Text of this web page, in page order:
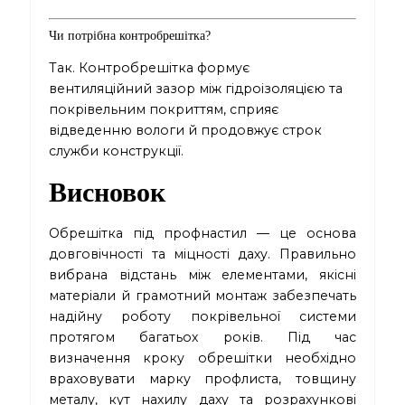
Чи потрібна контробрешітка?
Так. Контробрешітка формує
вентиляційний зазор між гідроізоляцією та
покрівельним покриттям, сприяє
відведенню вологи й продовжує строк
служби конструкції.
Висновок
Обрешітка під профнастил — це основа
довговічності та міцності даху. Правильно
вибрана відстань між елементами, якісні
матеріали й грамотний монтаж забезпечать
надійну роботу покрівельної системи
протягом багатьох років. Під час
визначення кроку обрешітки необхідно
враховувати марку профлиста, товщину
металу, кут нахилу даху та розрахункові